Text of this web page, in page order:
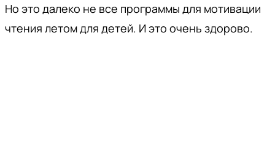
Но это далеко не все программы для мотивации
чтения летом для детей. И это очень здорово.